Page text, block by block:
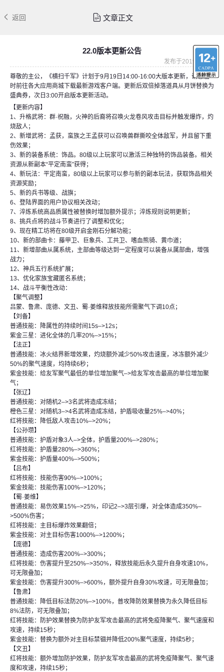
返回 文章正文
22.0版本更新公告
发布于2019-09-18
尊敬的主公，《横扫千军》计划于9月19日14:00-16:00大版本更新，请您届
时前往各大应用商城下载最新游戏客户端。更新后双倍掉落道具从月饼替换为
盛典券，次日3:00开启版本更新活动。
【更新内容】
1、升格武将：群·祝融，火神的后裔将召唤火龙卷风攻击目标并触发爆炸，灼
烧敌人；
2、新增武将：孟获，蛮族之王孟获可以召唤兽群撕咬全体敌军，并且留下重
伤效果；
3、新的装备系统：饰品。80级以上玩家可以激活三种独特的饰品装备。相关
资源从新副本“平定南蛮”获得；
4、新玩法：平定南蛮，80级以上玩家可以参与新的副本玩法，获取饰品相关
资源奖励；
5、新的兵书等级、战旗；
6、登陆界面的用户协议相关改动；
7、淬炼系统高品质属性被替换时增加额外提示；淬炼规则说明更新；
8、挑兵点将的战斗节奏进行了调整和优化；
9、现在精工坊将在80级开启金刚石分解功能；
10、新的部曲卡：藤甲卫、巨象兵、工共卫、嗜血熊骑、黄巾道；
11、新增部曲从属系统，主部曲等级达到一定程度可以装备从属部曲，增强
战力；
12、神兵五行系统扩展；
13、优化家族宝藏匿名系统；
14、战斗平衡性改动：
【聚气调整】
吕蒙、鲁肃、庞德、文丑、蜀·姜维释放技能所需聚气下调10点；
【刘备】
普通技能：降属性的持续时间15s–>12s；
紫金三星：进化全体的几率20%–>15%；
【法正】
普通技能：冰火结界新增效果，灼烧额外减少50%攻击速度，冰冻额外减少
50%的聚气速度，均持续6秒；
紫金技能：给友军聚气最低的单位增加聚气–>给友军攻击最高的单位增加聚
气；
【张辽】
普通技能：对随机2–>3名武将造成冻结；
橙色三星：对随机3–>4名武将造成冻结，护盾吸收量25%–>40%；
红将技能：降低敌人攻击10%–>20%；
【公孙瓒】
普通技能：护盾对象3人–>全体，护盾量200%–>280%；
红将技能：护盾量280%–>360%；
紫金技能：护盾量400%–>500%；
【吕布】
红将技能：技能伤害90%–>100%；
紫金技能：技能伤害100%–>120%；
【蜀·姜维】
普通技能：易伤效果15%–>25%，印记2–>3层引爆，对全体造成350%–
>500%伤害；
红将技能：主目标爆炸效果翻倍；
紫金技能：对主目标伤害1000%–>1200%；
【庞德】
普通技能：造成伤害200%–>300%；
红将技能：伤害提升至250%–>350%，释放技能后永久提升自身攻速10%，
可无限叠加；
紫金技能：伤害提升300%–>600%，额外提升自身30%攻速，可无限叠加；
【鲁肃】
普通技能：降低目标法防20%–>100%，普攻降防效果替换为永久降低目标
8%法防，可无限叠加；
红将技能：防护效果替换为防护友军攻击最高的武将免疫降聚气、聚气速度和
攻速，持续15秒；
紫金技能：替换为额外对主目标禁锢并降低200%聚气速度，持续5秒；
【文丑】
红将技能：额外增加防护效果，防护友军攻击最高的武将免疫降聚气、聚气速
度和攻速，持续15秒；